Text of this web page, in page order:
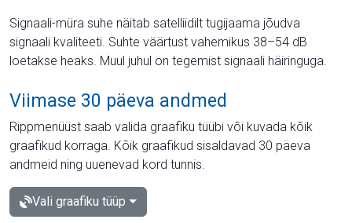
Signaali-müra suhe näitab satelliidilt tugijaama jõudva
signaali kvaliteeti. Suhte väärtust vahemikus 38–54 dB
loetakse heaks. Muul juhul on tegemist signaali häiringuga.
Viimase 30 päeva andmed
Rippmenüüst saab valida graafiku tüübi või kuvada kõik
graafikud korraga. Kõik graafikud sisaldavad 30 päeva
andmeid ning uuenevad kord tunnis.
Vali graafiku tüüp